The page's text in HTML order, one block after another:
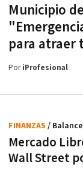
Municipio
para atraer
PoriProfesional
Mercado
Wall Street
FINANZAS /